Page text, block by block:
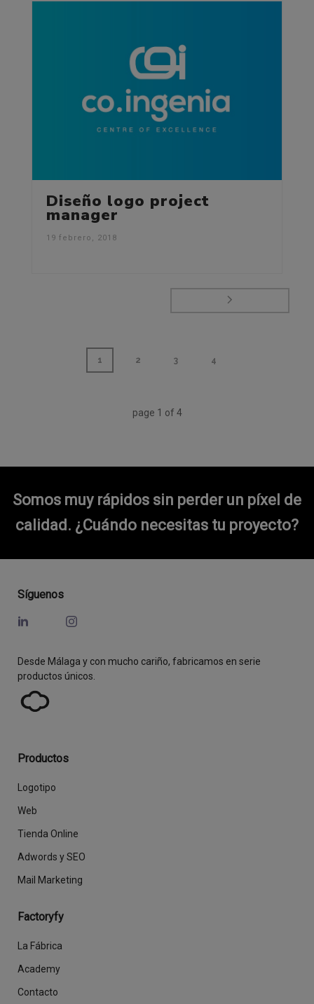
Diseño logo project
manager
19 febrero, 2018
1 2 3 4
page 1 of 4
Somos muy rápidos sin perder un píxel de
calidad. ¿Cuándo necesitas tu proyecto?
Síguenos
Desde Málaga y con mucho cariño, fabricamos en serie
productos únicos.
Productos
Logotipo
Web
Tienda Online
Adwords y SEO
Mail Marketing
Factoryfy
La Fábrica
Academy
Contacto